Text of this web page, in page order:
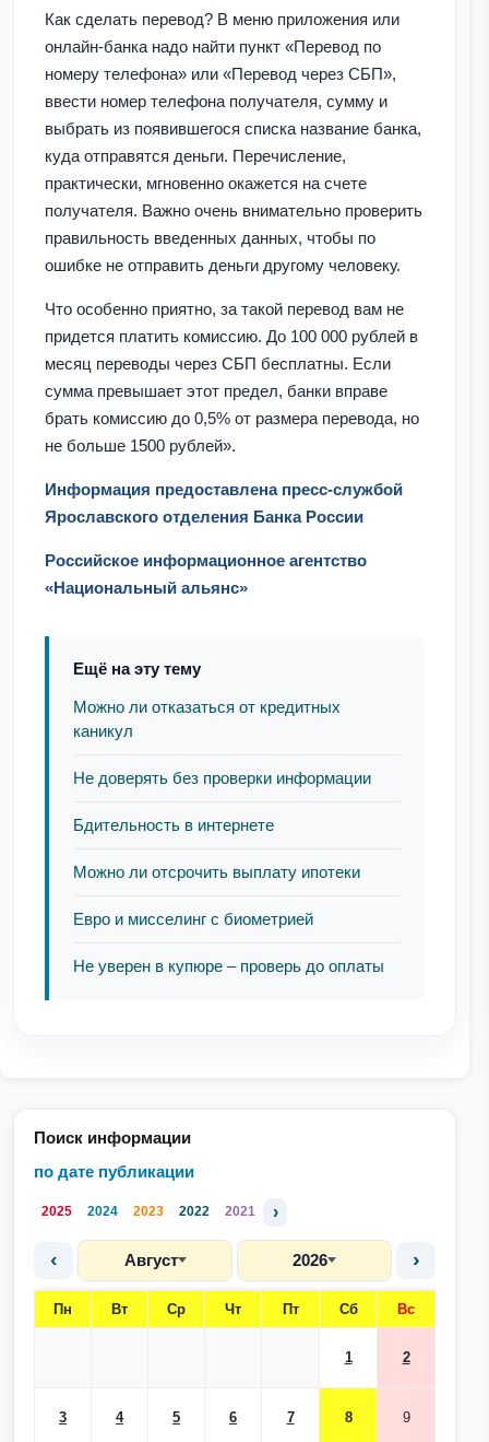
Поиск информации
по дате публикации
2025 2024 2023 2022 2021 ›
‹ Август 2026 ›
Пн Вт Ср Чт Пт Сб Вс
1 2
3 4 5 6 7 8 9
Как сделать перевод? В меню приложения или
онлайн-банка надо найти пункт «Перевод по
номеру телефона» или «Перевод через СБП»,
ввести номер телефона получателя, сумму и
выбрать из появившегося списка название банка,
куда отправятся деньги. Перечисление,
практически, мгновенно окажется на счете
получателя. Важно очень внимательно проверить
правильность введенных данных, чтобы по
ошибке не отправить деньги другому человеку.
Что особенно приятно, за такой перевод вам не
придется платить комиссию. До 100 000 рублей в
месяц переводы через СБП бесплатны. Если
сумма превышает этот предел, банки вправе
брать комиссию до 0,5% от размера перевода, но
не больше 1500 рублей».
Информация предоставлена пресс-службой
Ярославского отделения Банка России
Российское информационное агентство
«Национальный альянс»
Ещё на эту тему
Можно ли отказаться от кредитных
каникул
Не доверять без проверки информации
Бдительность в интернете
Можно ли отсрочить выплату ипотеки
Евро и мисселинг с биометрией
Не уверен в купюре – проверь до оплаты